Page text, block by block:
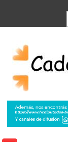
contenido